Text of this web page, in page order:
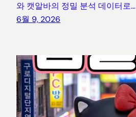
와 캣알바의 정밀 분석 데이터로…
6월 9, 2026